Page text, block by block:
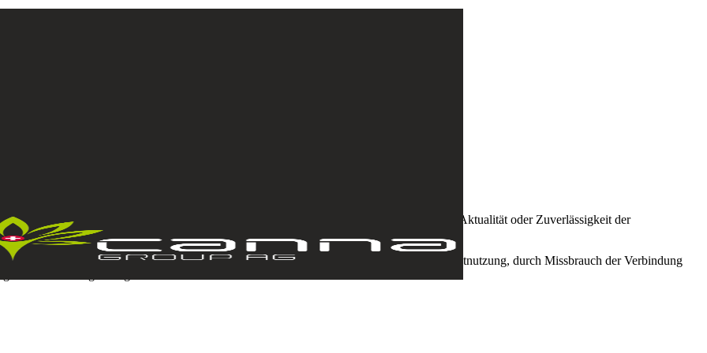
Dennoch übernimmt swiss-canna.ch keine Gewähr für die Richtigkeit, Vollständigkeit, Aktualität oder Zuverlässigkeit der
oder immaterieller Art, welche aus dem Zugriff auf die Website, deren Nutzung oder Nichtnutzung, durch Missbrauch der Verbindung
zulässig – ausgeschlossen.